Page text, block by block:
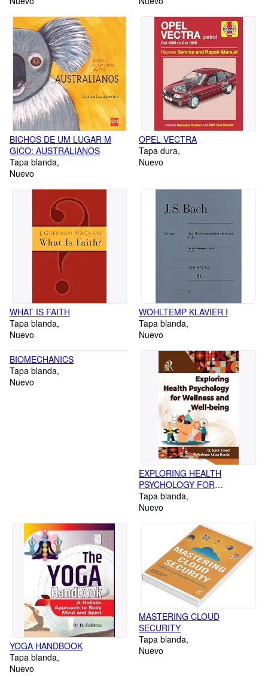
BICHOS DE UM LUGAR M
GICO: AUSTRALIANOS
Tapa blanda
Nuevo
OPEL VECTRA
Tapa dura
Nuevo
WHAT IS FAITH
Tapa blanda
Nuevo
WOHLTEMP KLAVIER I
Tapa blanda
Nuevo
BIOMECHANICS
Tapa blanda
Nuevo
EXPLORING HEALTH
PSYCHOLOGY FOR
WELLNESS
Tapa blanda
Nuevo
YOGA HANDBOOK
Tapa blanda
Nuevo
MASTERING CLOUD
SECURITY
Tapa blanda
Nuevo